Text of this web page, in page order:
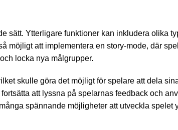
sätt. Ytterligare funktioner kan inkludera olika
möjligt att implementera en story-mode, där
locka nya målgrupper.
skulle göra det möjligt för spelare att dela
att lyssna på spelarnas feedback och
spännande möjligheter att utveckla